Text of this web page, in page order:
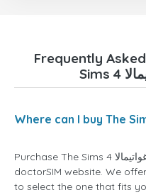
Frequently
Purchase The Sims 4 غواتيمالا gift cards directly from the
doctorSIM website. We
to select the one that fits